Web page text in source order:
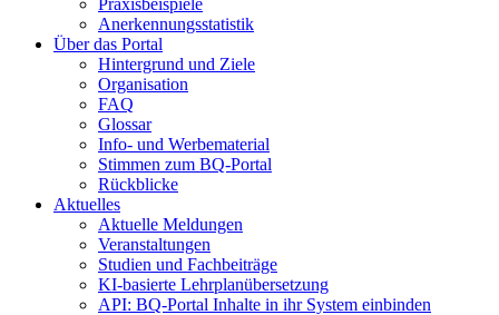
Anerkennungsstatistik
Über das Portal
Hintergrund und Ziele
Organisation
FAQ
Glossar
Info- und Werbematerial
Stimmen zum BQ-Portal
Rückblicke
Aktuelles
Aktuelle Meldungen
Veranstaltungen
Studien und Fachbeiträge
KI-basierte Lehrplanübersetzung
API: BQ-Portal Inhalte in ihr System einbinden